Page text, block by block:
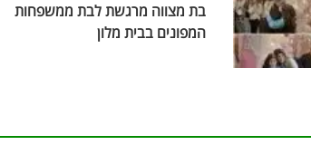
בת מצווה מרגשת לבת ממשפחות
המפונים בבית מלון